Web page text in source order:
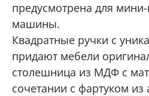
предусмотрена для
машины.
Квадратные ручки с
придают мебели
столешница из МДФ с
сочетании с фартуком